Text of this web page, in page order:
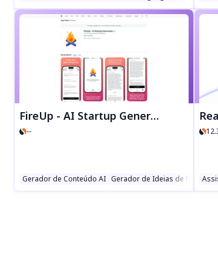
FireUp - AI Startup Generator
--
Gerador de Conteúdo AI Gerador de Ideias de